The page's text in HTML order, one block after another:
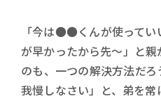
「今は●●くんが使って
が早かったから先～」と
のも、一つの解決方法だ
我慢しなさい」と、弟を